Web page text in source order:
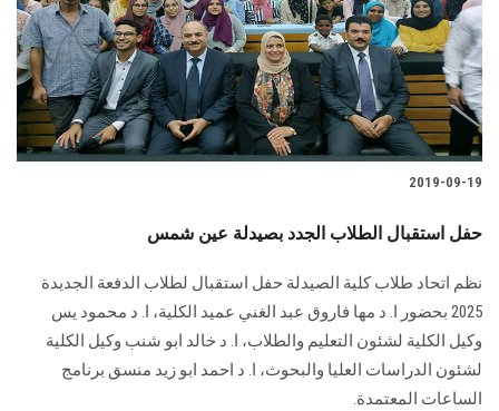
الطلاب
هيئة التدريس
الدراسات العليا
الزائـرون
سجل الان
2019-09-19
حفل استقبال الطلاب الجدد بصيدلة عين شمس
نظم اتحاد طلاب كلية الصيدلة حفل استقبال لطلاب الدفعة الجديدة
2025 بحضور ا. د مها فاروق عبد الغني عميد الكلية، ا. د محمود يس
وكيل الكلية لشئون التعليم والطلاب، ا. د خالد ابو شنب وكيل الكلية
لشئون الدراسات العليا والبحوث، ا. د احمد ابو زيد منسق برنامج
الساعات المعتمدة.